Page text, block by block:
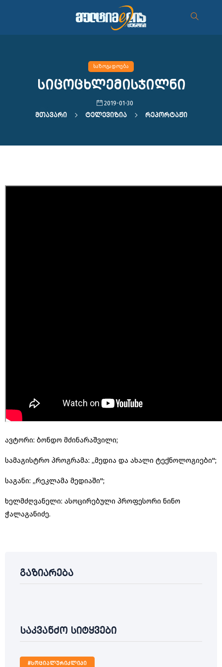
საზოგადოება
სიცოცხლემისჯილნი
2019-01-30
Მთავარი Ტელევიზია Რეპორტაჟი
ავტორი: ბონდო მძინარაშვილი;
სამაგისტრო პროგრამა: ,,მედია და ახალი ტექნოლოგიები'';
საგანი: ,,რეკლამა მედიაში'';
ხელმძღვანელი: ასოცირებული პროფესორი ნინო
ჭალაგანიძე.
გაზიარება
საკვანძო სიტყვები
#სოციალურიკლიპი